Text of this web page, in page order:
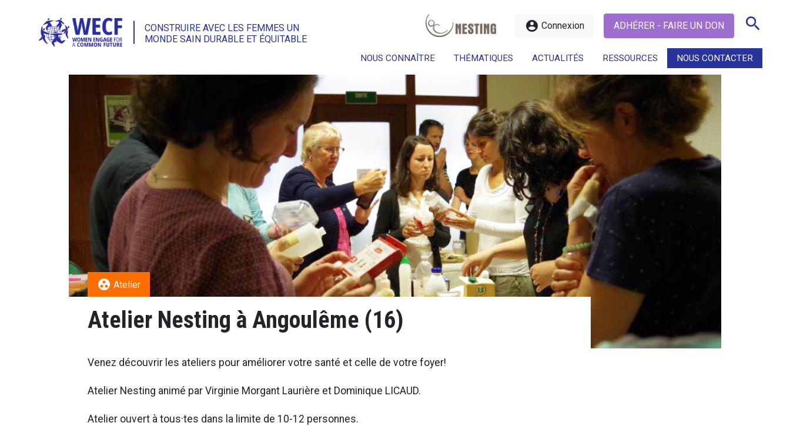
CONSTRUIRE AVEC LES FEMMES UN
MONDE SAIN DURABLE ET ÉQUITABLE
account_circle Connexion ADHÉRER - FAIRE UN DON search
NOUS CONNAÎTRE THÉMATIQUES ACTUALITÉS RESSOURCES NOUS CONTACTER
search
group_work Atelier
Atelier Nesting à Angoulême (16)
Venez découvrir les ateliers pour améliorer votre santé et celle de votre foyer!
Atelier Nesting animé par Virginie Morgant Laurière et Dominique LICAUD.
Atelier ouvert à tous·tes dans la limite de 10-12 personnes.